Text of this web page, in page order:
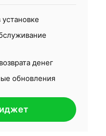
денег
обновления